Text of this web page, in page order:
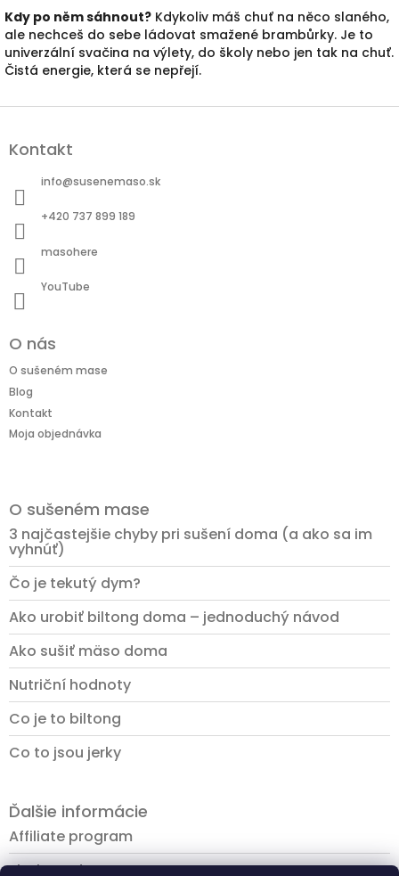
Kdy po něm sáhnout? Kdykoliv máš chuť na něco slaného,
ale nechceš do sebe ládovat smažené brambůrky. Je to
univerzální svačina na výlety, do školy nebo jen tak na chuť.
Čistá energie, která se nepřejí.
Z
pKontakt
info@susenemaso.sk
+420 737 899 189
masohere
YouTube
O nás
O sušeném mase
Blog
Kontakt
Moja objednávka
O sušeném mase
3 najčastejšie chyby pri sušení doma (a ako sa im
vyhnúť)
Čo je tekutý dym?
Ako urobiť biltong doma – jednoduchý návod
Ako sušiť mäso doma
Nutriční hodnoty
Co je to biltong
Co to jsou jerky
Ďalšie informácie
Affiliate program
Platba a doprava